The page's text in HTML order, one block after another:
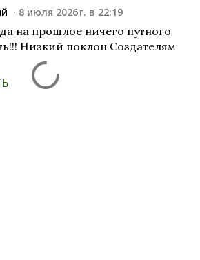
8 июля 2026 г. в 22:19
на прошлое ничего путного
Низкий поклон Создателям